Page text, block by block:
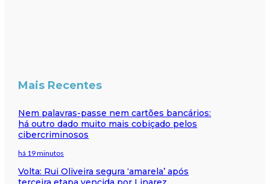
Mais Recentes
Nem palavras-passe nem cartões bancários:
há outro dado muito mais cobiçado pelos
cibercriminosos
há 19 minutos
Volta: Rui Oliveira segura ‘amarela’ após